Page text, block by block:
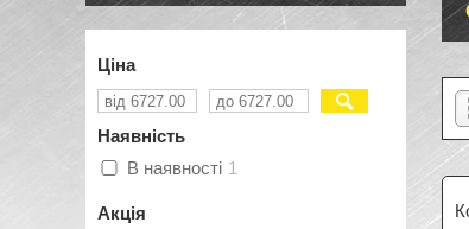
Ціна
Наявність
В наявності 1
Акція